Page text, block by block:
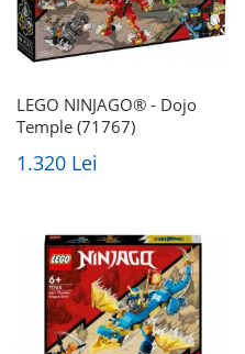
LEGO NINJAGO® - Dojo
Temple (71767)
1.320 Lei